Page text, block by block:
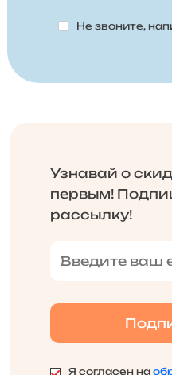
Не звоните,
Узнавай о
первым!
рассылку!
Я согласен на